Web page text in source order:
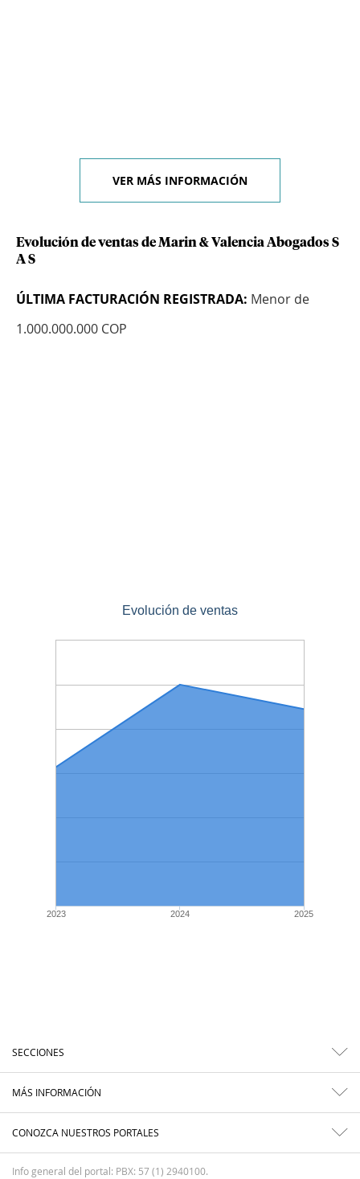
VER MÁS INFORMACIÓN
Evolución de ventas de Marin & Valencia Abogados S
A S
ÚLTIMA FACTURACIÓN REGISTRADA: Menor de
1.000.000.000 COP
Evolución de ventas
2023 2024 2025
SECCIONES
MÁS INFORMACIÓN
CONOZCA NUESTROS PORTALES
Info general del portal: PBX: 57 (1) 2940100.